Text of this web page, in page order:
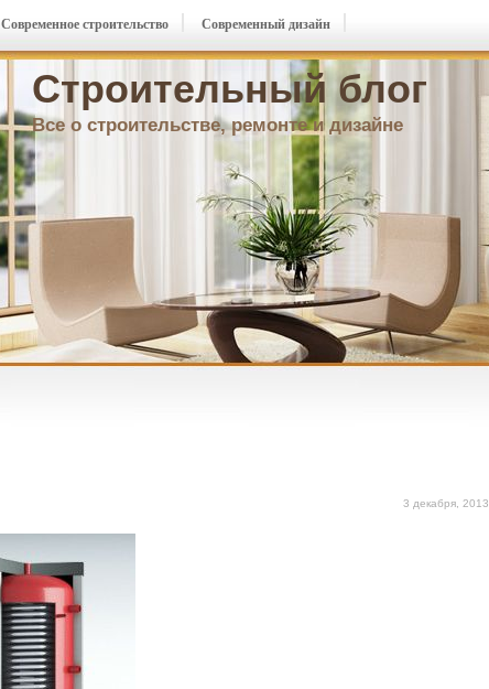
Строительный блог
Все о строительстве, ремонте и дизайне
Современное строительство Современный дизайн
3 декабря, 2013